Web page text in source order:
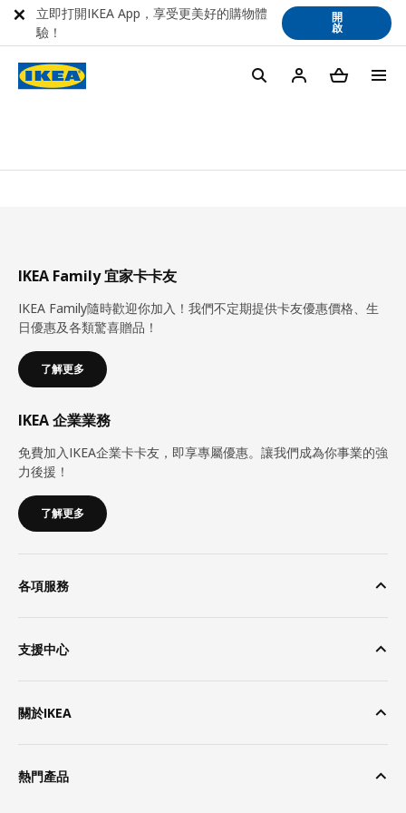
IKEA Family 宜家卡卡友
IKEA Family隨時歡迎你加入！我們不定期提供卡友優惠價格、生
日優惠及各類驚喜贈品！
了解更多
IKEA 企業業務
免費加入IKEA企業卡卡友，即享專屬優惠。讓我們成為你事業的強
力後援！
了解更多
各項服務
支援中心
關於IKEA
熱門產品
立即打開IKEA App，享受更美好的購物體
驗！
開
啟